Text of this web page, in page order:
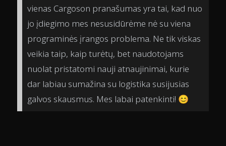
vienas Cargoson pranašumas yra tai, kad nuo
jo įdiegimo mes nesusidūrėme nė su viena
programinės įrangos problema. Ne tik viskas
veikia taip, kaip turėtų, bet naudotojams
nuolat pristatomi nauji atnaujinimai, kurie
dar labiau sumažina su logistika susijusias
galvos skausmus. Mes labai patenkinti! 😊